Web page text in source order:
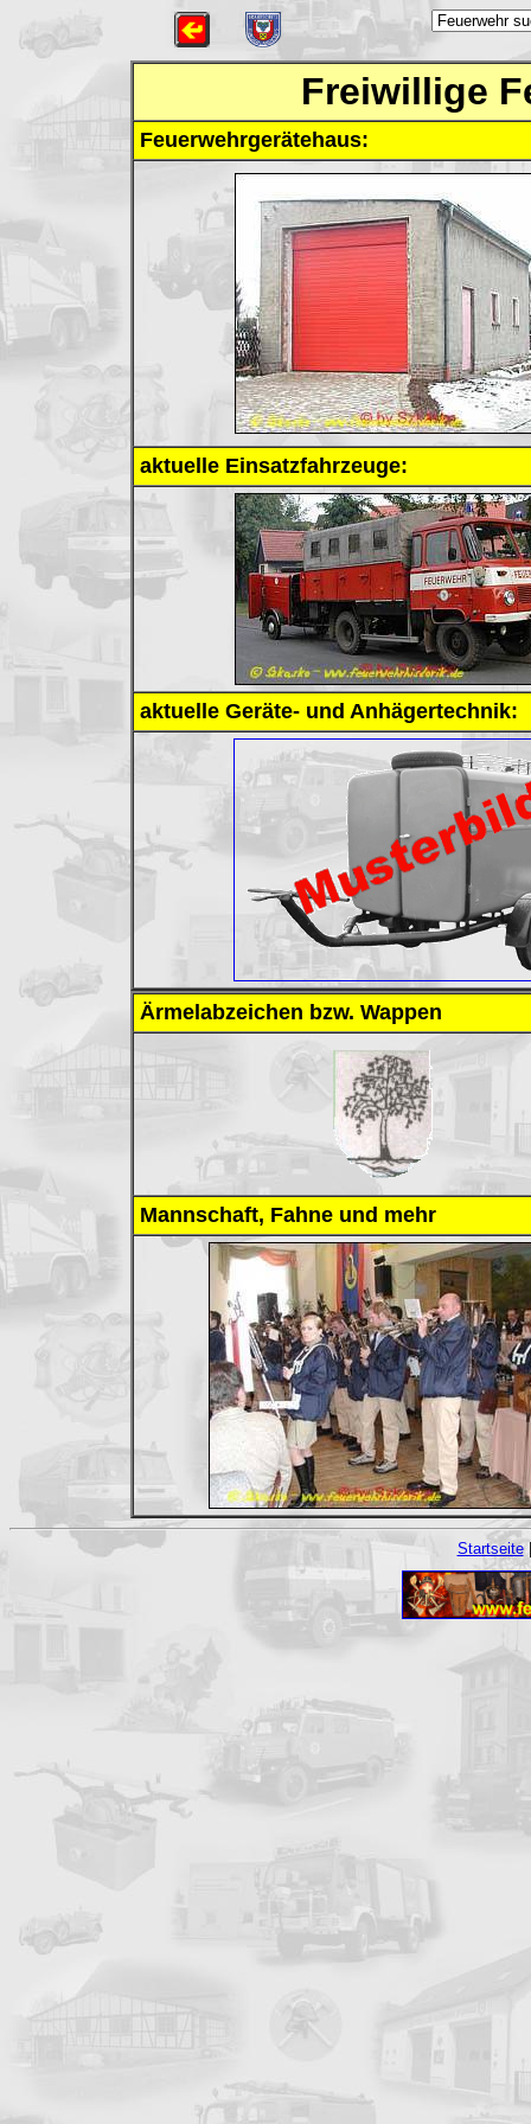
Freiwillige
Feuerwehrgerätehaus:
aktuelle Einsatzfahrzeuge:
aktuelle Geräte- und Anhägertechnik:
Ärmelabzeichen bzw. Wappen
Mannschaft, Fahne und mehr
Startseite